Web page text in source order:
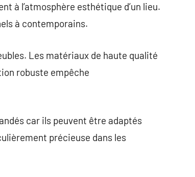
à l’atmosphère esthétique d’un lieu.
à contemporains.
Les matériaux de haute qualité
robuste empêche
car ils peuvent être adaptés
précieuse dans les